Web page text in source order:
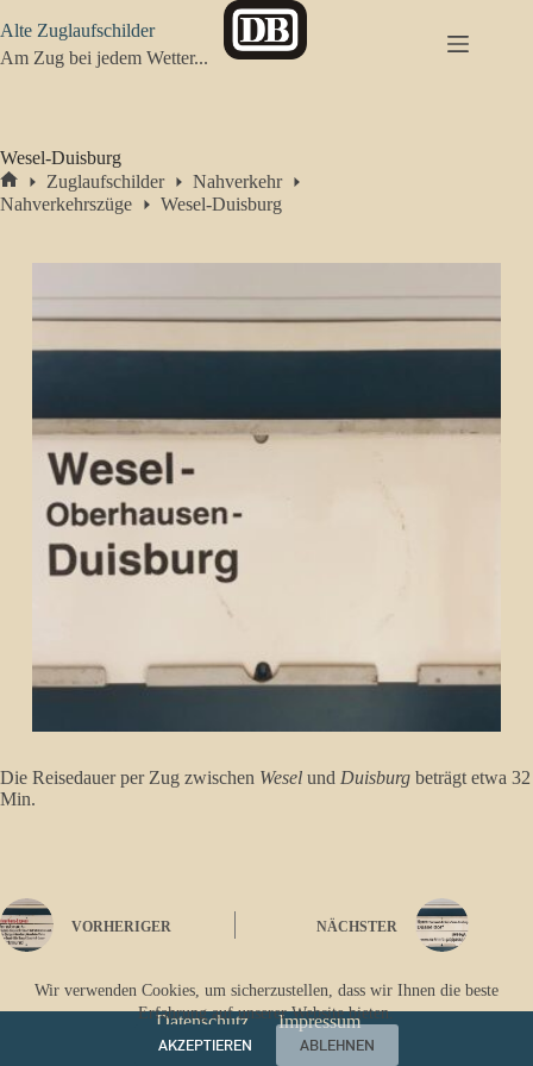
Inhalt
springen
Wir verwenden Cookies, um sicherzustellen, dass wir Ihnen die beste
Erfahrung auf unserer Website bieten.
AKZEPTIEREN
ABLEHNEN
Alte Zuglaufschilder
Am Zug bei jedem Wetter...
Wesel-Duisburg
Start
Zuglaufschilder
Nahverkehr
Nahverkehrszüge
Wesel-Duisburg
Die Reisedauer per Zug zwischen Wesel und Duisburg beträgt etwa 32
Min.
VORHERIGER NÄCHSTER
Datenschutz Impressum